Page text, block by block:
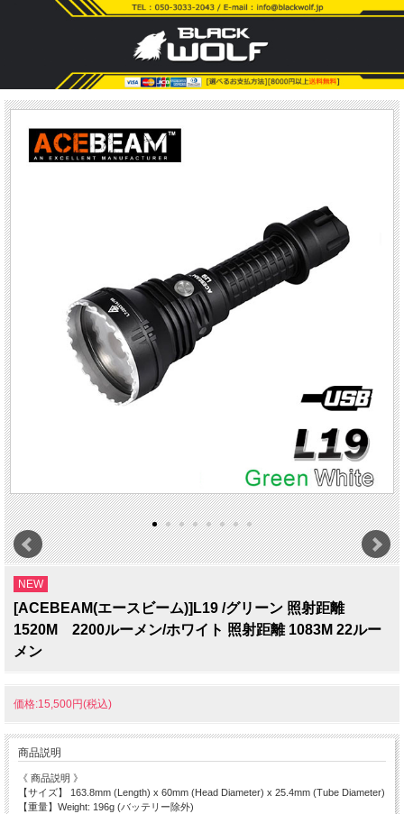
NEW
[ACEBEAM(エースビーム)]L19 /グリーン 照射距離
1520M 2200ルーメン/ホワイト 照射距離 1083M 22ルー
メン
価格:15,500円(税込)
商品説明
《 商品説明 》
【サイズ】 163.8mm (Length) x 60mm (Head Diameter) x 25.4mm (Tube Diameter)
【重量】Weight: 196g (バッテリー除外)